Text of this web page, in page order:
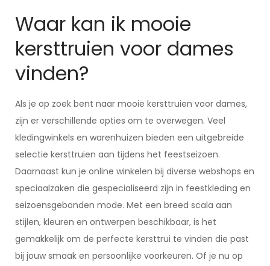
Waar kan ik mooie
kersttruien voor dames
vinden?
Als je op zoek bent naar mooie kersttruien voor dames,
zijn er verschillende opties om te overwegen. Veel
kledingwinkels en warenhuizen bieden een uitgebreide
selectie kersttruien aan tijdens het feestseizoen.
Daarnaast kun je online winkelen bij diverse webshops en
speciaalzaken die gespecialiseerd zijn in feestkleding en
seizoensgebonden mode. Met een breed scala aan
stijlen, kleuren en ontwerpen beschikbaar, is het
gemakkelijk om de perfecte kersttrui te vinden die past
bij jouw smaak en persoonlijke voorkeuren. Of je nu op